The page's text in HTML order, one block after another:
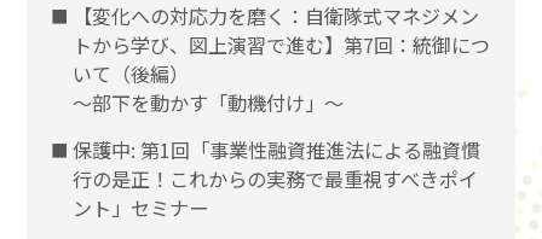
【変化への対応力を磨く：自衛隊式マネジメン
トから学び、図上演習で進む】第7回：統御につ
いて（後編）
〜部下を動かす「動機付け」〜
保護中: 第1回「事業性融資推進法による融資慣
行の是正！これからの実務で最重視すべきポイ
ント」セミナー